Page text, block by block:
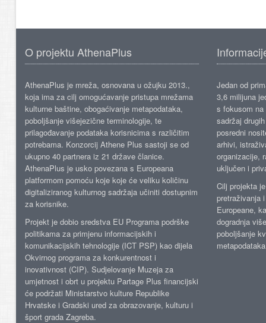
O projektu AthenaPlus
AthenaPlus je mreža, osnovana u ožujku 2013.,
koja ima za cilj omogućavanje pristupa mrežama
kulturne baštine, obogaćivanje metapodataka,
poboljšanje višejezične terminologije, te
prilagođavanje podataka korisnicima s različitim
potrebama. Konzorcij Athene Plus sastoji se od
ukupno 40 partnera iz 21 države članice.
AthenaPlus je usko povezana s Europeana
platformom pomoću koje koje će veliku količinu
digitaliziranog kulturnog sadržaja učiniti dostupnim
za korisnike.
Projekt je dobio sredstva EU Programa podrške
politikama za primjenu informacijskih i
komunikacijskih tehnologije (ICT PSP) kao dijela
Okvirnog programa za konkurentnost i
inovativnost (CIP). Sudjelovanje Muzeja za
umjetnost i obrt u projektu Partage Plus financijski
će podržati Ministarstvo kulture Republike
Hrvatske i Gradski ured za obrazovanje, kulturu i
šport grada Zagreba.
Jedan od
3,6 milijuna
s fokusom
sadržaj
posredni
arhivi,
organizacije,
uključen i
Cilj projekta
pretraživanja
Europeane,
dogradnja
poboljšanje